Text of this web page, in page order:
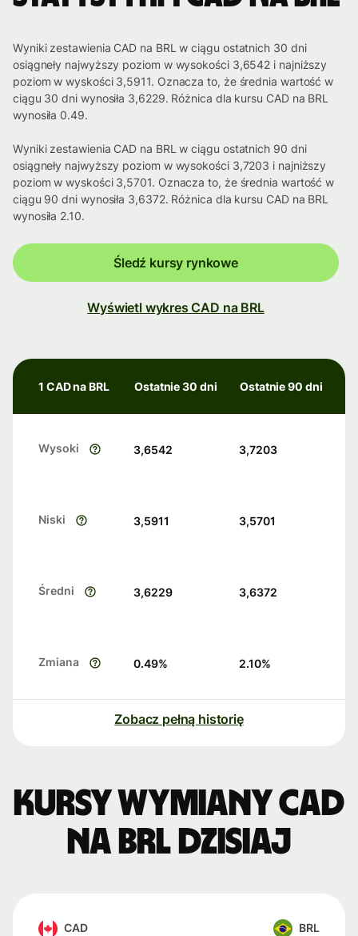
Wyniki zestawienia CAD na BRL w ciągu ostatnich 30 dni
osiągneły najwyższy poziom w wysokości 3,6542 i najniższy
poziom w wyskości 3,5911. Oznacza to, że średnia wartość w
ciągu 30 dni wynosiła 3,6229. Różnica dla kursu CAD na BRL
wynosiła 0.49.
Wyniki zestawienia CAD na BRL w ciągu ostatnich 90 dni
osiągneły najwyższy poziom w wysokości 3,7203 i najniższy
poziom w wyskości 3,5701. Oznacza to, że średnia wartość w
ciągu 90 dni wynosiła 3,6372. Różnica dla kursu CAD na BRL
wynosiła 2.10.
Śledź kursy rynkowe
Wyświetl wykres CAD na BRL
1 CAD na BRL Ostatnie 30 dni Ostatnie 90 dni
Wysoki 3,6542 3,7203
Niski 3,5911 3,5701
Średni 3,6229 3,6372
Zmiana 0.49% 2.10%
Zobacz pełną historię
Kursy wymiany CAD
na BRL dzisiaj
CAD BRL